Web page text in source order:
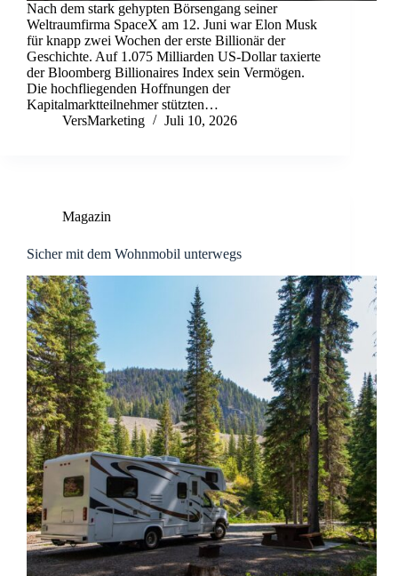
Nach dem stark gehypten Börsengang seiner
Weltraumfirma SpaceX am 12. Juni war Elon Musk
für knapp zwei Wochen der erste Billionär der
Geschichte. Auf 1.075 Milliarden US-Dollar taxierte
der Bloomberg Billionaires Index sein Vermögen.
Die hochfliegenden Hoffnungen der
Kapitalmarktteilnehmer stützten…
VersMarketing
Juli 10, 2026
Magazin
Sicher mit dem Wohnmobil unterwegs